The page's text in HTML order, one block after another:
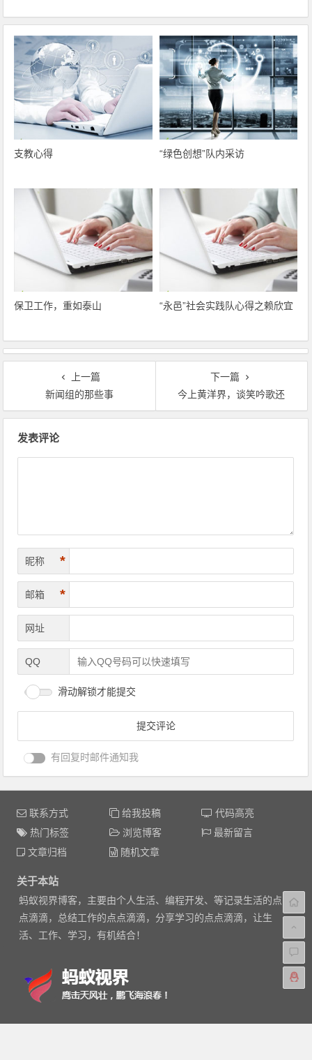
支教心得 “绿色创想”队内采访
保卫工作，重如泰山 “永邑”社会实践队心得之赖欣宜
上一篇
新闻组的那些事
下一篇
今上黄洋界，谈笑吟歌还
发表评论
昵称 *
邮箱 *
网址
QQ
滑动解锁才能提交
有回复时邮件通知我
联系方式 给我投稿
代码高亮
热门标签
浏览博客
最新留言
文章归档
随机文章
关于本站
蚂蚁视界博客，主要由个人生活、编程开发、等记录生活的点
点滴滴，总结工作的点点滴滴，分享学习的点点滴滴，让生
活、工作、学习，有机结合！